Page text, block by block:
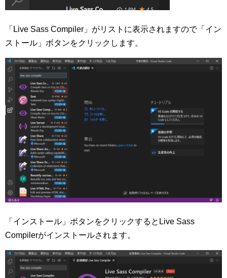
「Live Sass Compiler」がリストに表示されますので「イン
ストール」ボタンをクリックします。
「インストール」ボタンをクリックするとLive Sass
Compilerがインストールされます。